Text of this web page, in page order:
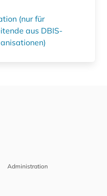
(nur für
aus DBIS-
Administration